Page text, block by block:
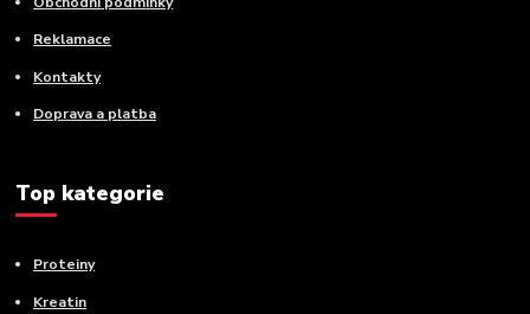
Reklamace
Kontakty
Doprava a platba
Top kategorie
Proteiny
Kreatin